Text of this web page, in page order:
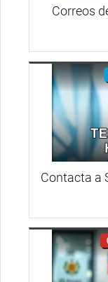
Correos
Contacta a